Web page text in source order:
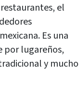
el
Es una
por lugareños,
y mucho